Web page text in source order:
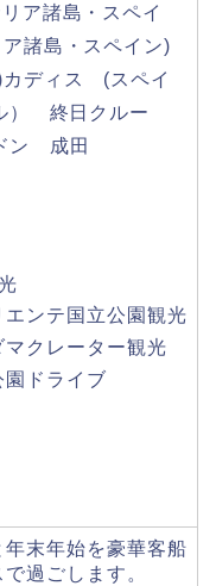
ア諸島・スペイ
諸島・スペイン)
ディス (スペイ
終日クルー
ン 成田
ンテ国立公園観光
クレーター観光
ドライブ
末年始を豪華客船
過ごします。